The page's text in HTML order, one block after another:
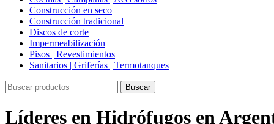
Construcción en seco
Construcción tradicional
Discos de corte
Impermeabilización
Pisos | Revestimientos
Sanitarios | Griferías | Termotanques
Buscar
Líderes en Hidrófugos en